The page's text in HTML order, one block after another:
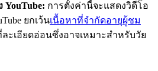
การตั้งค่านี้จะแสดงวิดีโอ
ยกเว้นเนื้อหาที่จำกัดอายุผู้ชม
ะเอียดอ่อนซึ่งอาจเหมาะสำหรับวัย